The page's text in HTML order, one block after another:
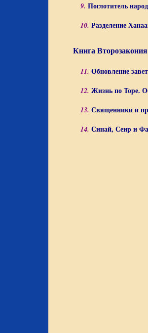
9. Поглотитель
10. Разделение
Книга Второзакония
11. Обновление
12. Жизнь по Торе.
13. Священники и
14. Синай, Сеир и